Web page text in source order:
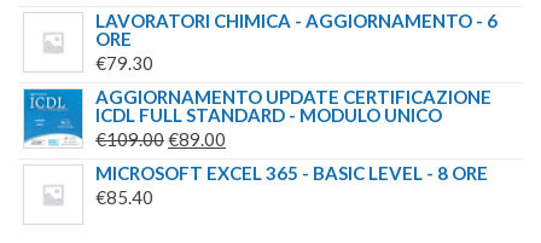
LAVORATORI CHIMICA - AGGIORNAMENTO - 6
ORE
€79.30
AGGIORNAMENTO UPDATE CERTIFICAZIONE
ICDL FULL STANDARD - MODULO UNICO
€109.00IL
PREZZO
€89.00
PREZZO
MICROSOFT EXCEL 365 - BASIC LEVEL - 8 ORE
€85.40